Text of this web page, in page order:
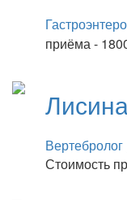
приёма -
Вертебролог
Стоимость